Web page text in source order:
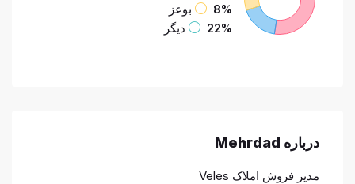
8%
بوعز
22%
دیگر
درباره Mehrdad
مدیر فروش املاک Veles